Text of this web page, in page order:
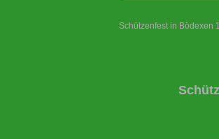
Schützenfest in Bödexen